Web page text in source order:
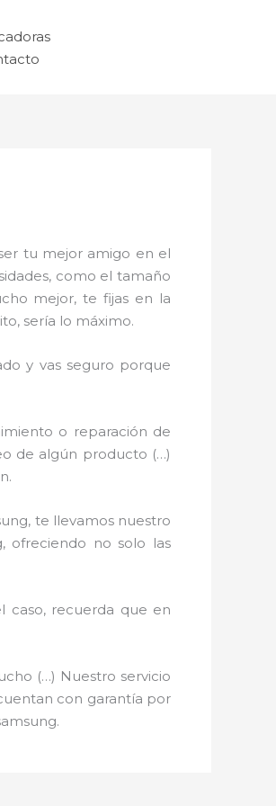
tu mejor amigo en el
como el tamaño
mejor, te fijas en la
sería lo máximo.
y vas seguro porque
o reparación de
de algún producto (…)
te llevamos nuestro
ofreciendo no solo las
caso, recuerda que en
(…) Nuestro servicio
con garantía por